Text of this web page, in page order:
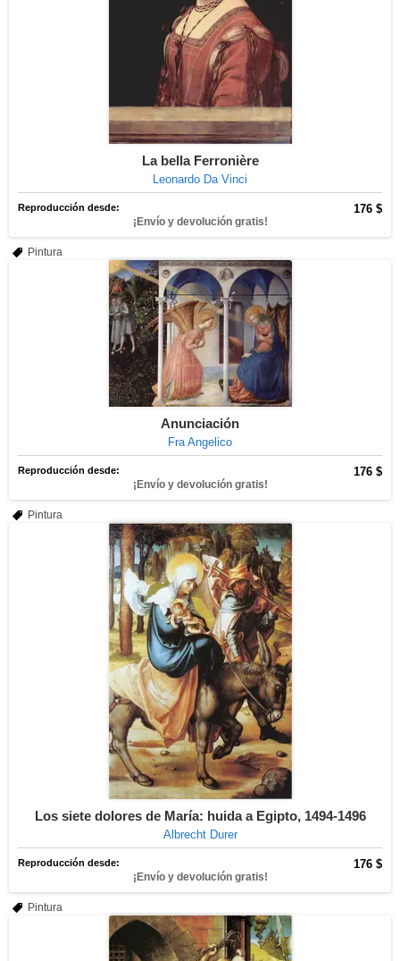
La bella Ferronière
Leonardo Da Vinci
Reproducción desde: 176 $
¡Envío y devolución gratis!
Pintura
Anunciación
Fra Angelico
Reproducción desde: 176 $
¡Envío y devolución gratis!
Pintura
Los siete dolores de María: huida a Egipto, 1494-1496
Albrecht Durer
Reproducción desde: 176 $
¡Envío y devolución gratis!
Pintura